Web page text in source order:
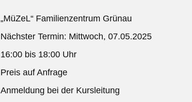
„MüZeL“ Familienzentrum Grünau
Nächster Termin: Mittwoch, 07.05.2025
16:00 bis 18:00 Uhr
Preis auf Anfrage
Anmeldung bei der Kursleitung